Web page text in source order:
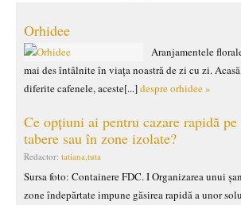
Orhidee
Aranjamentele
mai des întâlnite în viața noastră de zi cu zi.
diferite cafenele, aceste[...]despre orhidee »
Ce opțiuni ai pentru cazare rapidă
tabere sau în zone izolate?
Redactor: tatiana.tuta
Sursa foto: Containere FDC. I Organizarea unui
zone îndepărtate impune găsirea rapidă a unor